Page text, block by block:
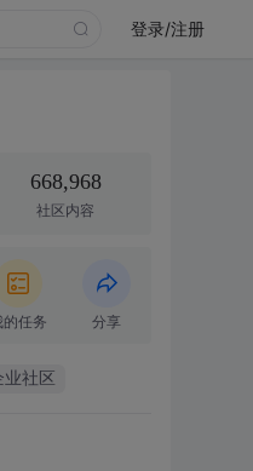
登录/注册
668,968
社区内容
的任务 分享
业社区